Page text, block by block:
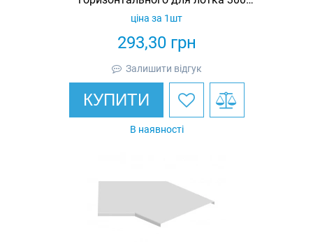
оцинкована Ardic
293,30грн
ціна за 1шт
Залишити відгук
КУПИТИ
В наявності